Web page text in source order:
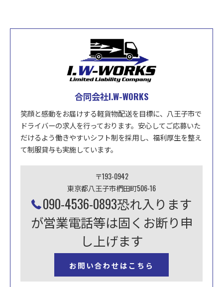
合同会社I.W-WORKS
笑顔と感動をお届けする軽貨物配送を目標に、八王子市で
ドライバーの求人を行っております。安心してご応募いた
だけるよう働きやすいシフト制を採用し、福利厚生を整え
て制服貸与も実施しています。
〒193-0942
東京都八王子市椚田町506-16
090-4536-0893恐れ入ります
が営業電話等は固くお断り申
し上げます
お問い合わせはこちら